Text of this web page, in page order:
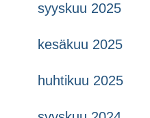
syyskuu 2025
kesäkuu 2025
huhtikuu 2025